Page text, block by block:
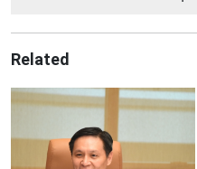
Related